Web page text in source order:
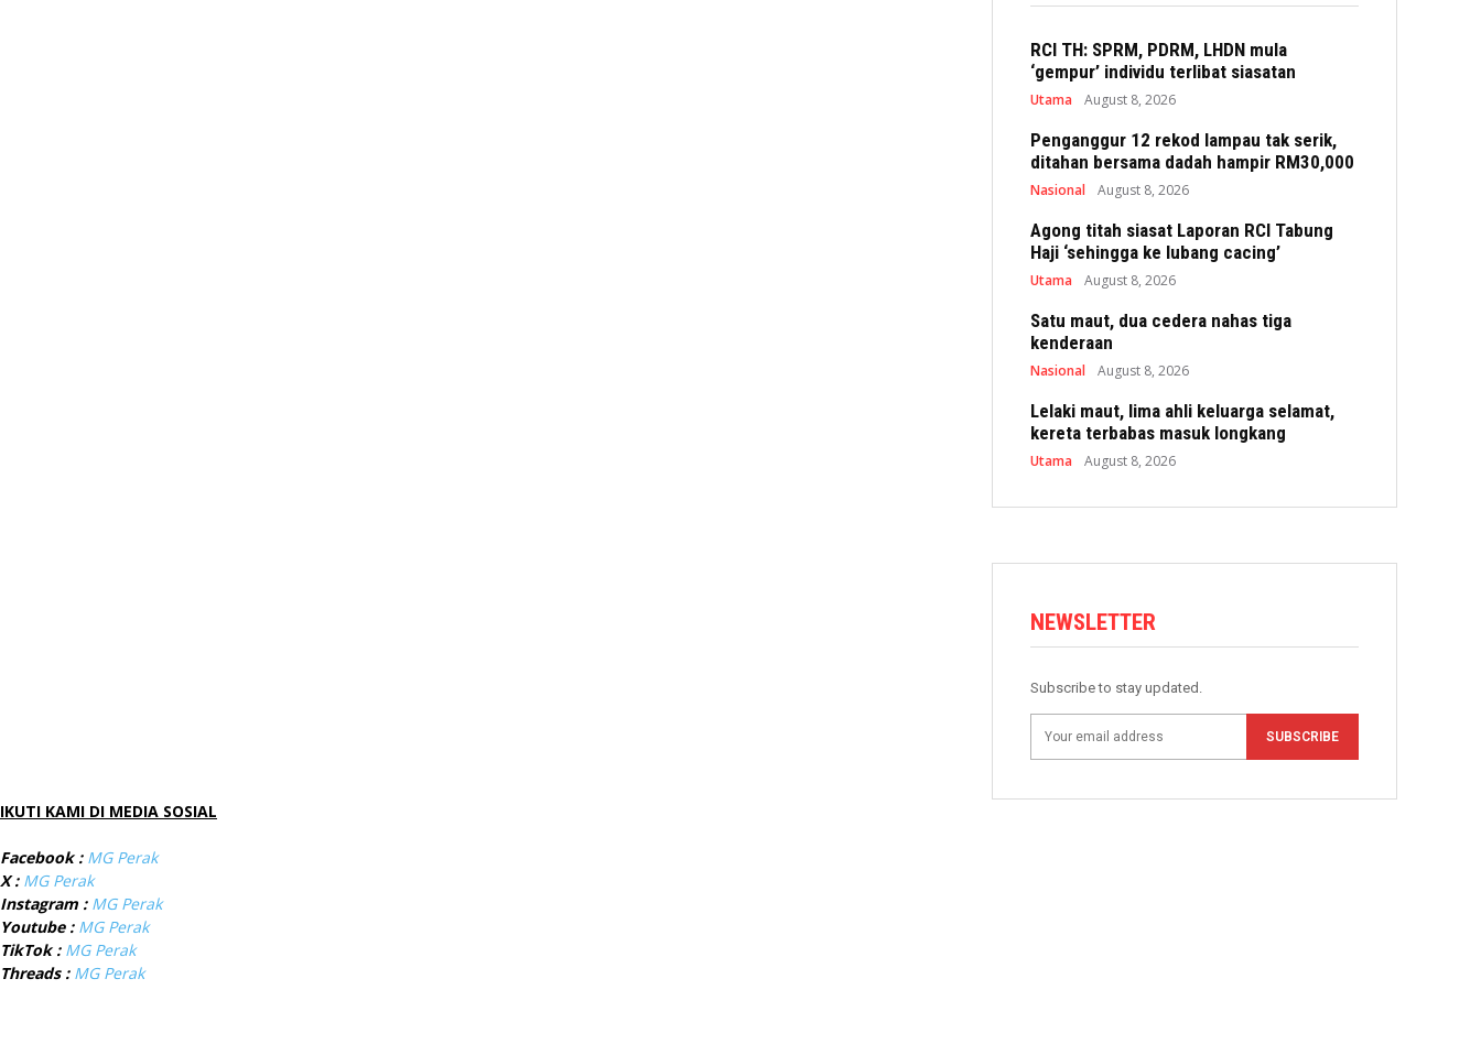
RCI TH: SPRM, PDRM, LHDN mula
‘gempur’ individu terlibat siasatan
Utama August 8, 2026
Penganggur 12 rekod lampau tak serik,
ditahan bersama dadah hampir RM30,000
Nasional August 8, 2026
Agong titah siasat Laporan RCI Tabung
Haji ‘sehingga ke lubang cacing’
Utama August 8, 2026
Satu maut, dua cedera nahas tiga
kenderaan
Nasional August 8, 2026
Lelaki maut, lima ahli keluarga selamat,
kereta terbabas masuk longkang
Utama August 8, 2026
NEWSLETTER
Subscribe to stay updated.
SUBSCRIBE
IKUTI KAMI DI MEDIA SOSIAL
Facebook : MG Perak
X : MG Perak
Instagram : MG Perak
Youtube : MG Perak
TikTok : MG Perak
Threads : MG Perak